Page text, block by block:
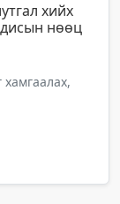
хийх
нөөц